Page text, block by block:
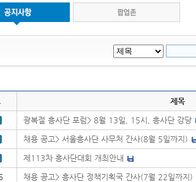
제목
광복절 흥사단 포럼> 8월 13일, 15시, 흥사단 강당
채용 공고> 서울흥사단 사무처 간사(8월 5일까지)
제113차 흥사단대회 개최안내
채용 공고> 흥사단 정책기획국 간사(7월 22일까지)